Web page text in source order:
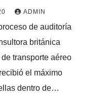
ADMIN
de auditoría
británica
transporte aéreo
el máximo
dentro de…